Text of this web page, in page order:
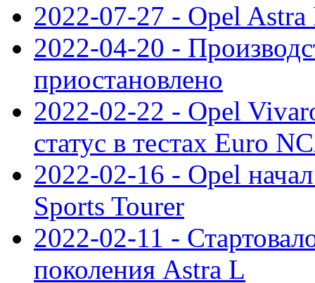
2022-07-27 - Opel
2022-04-20 -
приостановлено
2022-02-22 - Opel
статус в тестах Euro
2022-02-16 - Opel
Sports Tourer
2022-02-11 -
поколения Astra L